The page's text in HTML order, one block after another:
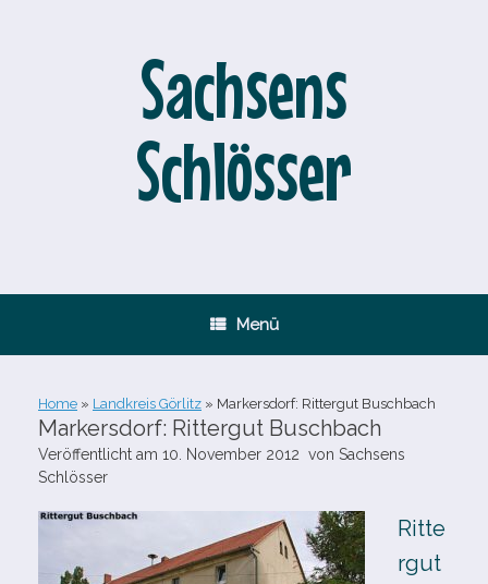
Sachsens
Schlösser
Menü
Home » Landkreis Görlitz » Markersdorf: Rittergut Buschbach
Markersdorf: Rittergut Buschbach
Veröffentlicht am 10. November 2012 von Sachsens
Schlösser
Ritte
rgut